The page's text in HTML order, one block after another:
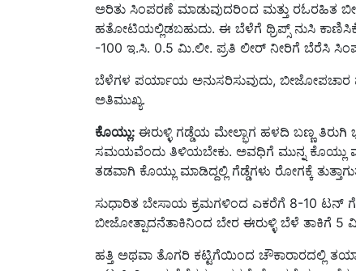
ಅರಿತು ಸಿಂಪರಣೆ ಮಾಡುವುದರಿಂದ ಮತ್ತು ರಓರಹಿತ
ಹತೋಟಿಯಲ್ಲಿಡಬಹುದು. ಈ ಬೆಳೆಗೆ ಥ್ರಿಪ್ಸ್ ನುಸಿ
-100 ಇ.ಸಿ. 0.5 ಮಿ.ಲೀ. ಪ್ರತಿ ಲೀರ್ ನೀರಿಗೆ ಬೆರೆಸಿ
ಬೆಳೆಗಳ ಪರ್ಯಾಯ ಅನುಸರಿಸುವುದು, ಬೀಜೋಪಚಾರ
ಅತಿಮುಖ್ಯ.
ಕೊಯ್ಲು: ಈರುಳ್ಳಿ ಗಡ್ಡೆಯ ಮೇಲ್ಭಾಗ ಹಳದಿ ಬಣ್ಣ
ಸಮಯವೆಂದು ತಿಳಿಯಬೇಕು. ಅವಧಿಗೆ ಮುನ್ನ ಕೊಯ್ಲು
ತಡವಾಗಿ ಕೊಯ್ಲು ಮಾಡಿದ್ದಲ್ಲಿ ಗೆಡ್ಡೆಗಳು ರೋಗಕ್ಕೆ
ಸುಧಾರಿತ ಬೇಸಾಯ ಕ್ರಮಗಳಿಂದ ಎಕರೆಗೆ 8-10 ಟನ್
ಬೀಜೋತ್ಪಾದನೆತಾಕಿನಿಂದ ಬೇರ ಈರುಳ್ಳಿ ಬೆಳೆ ತಾಕಿಗೆ 5
ಹತ್ತಿ ಅಥವಾ ತೊಗರಿ ಕಟ್ಟಿಗೆಯಿಂದ ಚೌಕಾರಾರದಲ್ಲಿ